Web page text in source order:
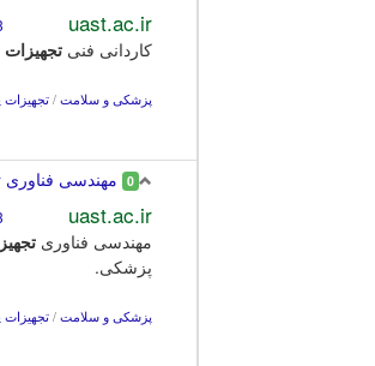
uast.ac.ir
کاردانی فنی تجهیزات
پزشکی و سلامت /
0 مهندسی
uast.ac.ir
مهندسی فناوری
پزشکی.
پزشکی و سلامت /